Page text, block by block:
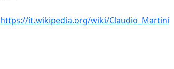
https://it.wikipedia.org/wiki/Claudio_Martini